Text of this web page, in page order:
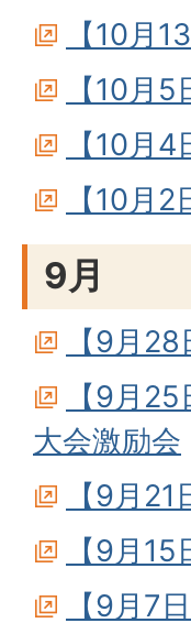
【10月
【10月
【10月
【10月
9月
【9月
【9月
大会激励会
【9月
【9月
【9月7